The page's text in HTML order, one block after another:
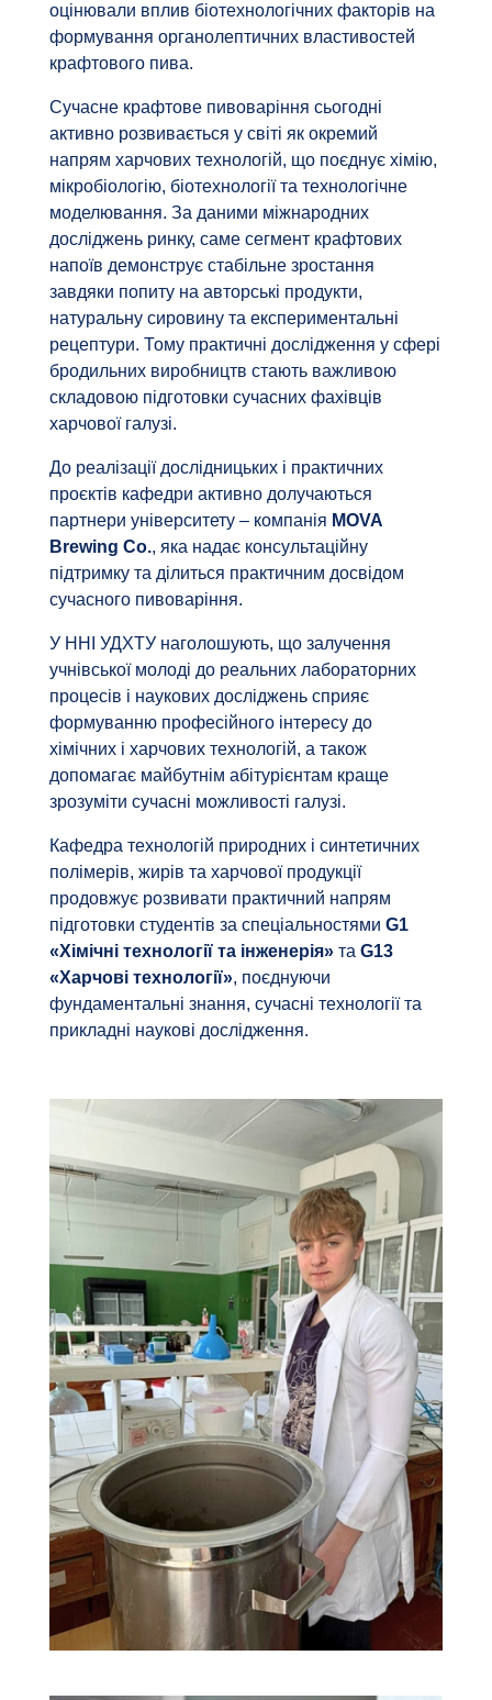
оцінювали вплив біотехнологічних факторів на
формування органолептичних властивостей
крафтового пива.
Сучасне крафтове пивоваріння сьогодні
активно розвивається у світі як окремий
напрям харчових технологій, що поєднує хімію,
мікробіологію, біотехнології та технологічне
моделювання. За даними міжнародних
досліджень ринку, саме сегмент крафтових
напоїв демонструє стабільне зростання
завдяки попиту на авторські продукти,
натуральну сировину та експериментальні
рецептури. Тому практичні дослідження у сфері
бродильних виробництв стають важливою
складовою підготовки сучасних фахівців
харчової галузі.
До реалізації дослідницьких і практичних
проєктів кафедри активно долучаються
партнери університету – компанія MOVA
Brewing Co., яка надає консультаційну
підтримку та ділиться практичним досвідом
сучасного пивоваріння.
У ННІ УДХТУ наголошують, що залучення
учнівської молоді до реальних лабораторних
процесів і наукових досліджень сприяє
формуванню професійного інтересу до
хімічних і харчових технологій, а також
допомагає майбутнім абітурієнтам краще
зрозуміти сучасні можливості галузі.
Кафедра технологій природних і синтетичних
полімерів, жирів та харчової продукції
продовжує розвивати практичний напрям
підготовки студентів за спеціальностями G1
«Хімічні технології та інженерія»та G13
«Харчові технології», поєднуючи
фундаментальні знання, сучасні технології та
прикладні наукові дослідження.